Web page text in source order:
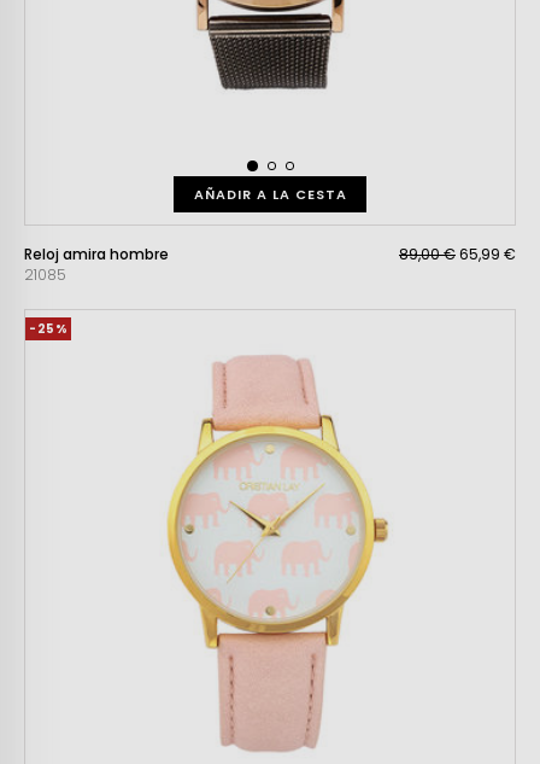
AÑADIR A LA CESTA
Reloj amira hombre
21085
89,00 €65,99 €
-25%